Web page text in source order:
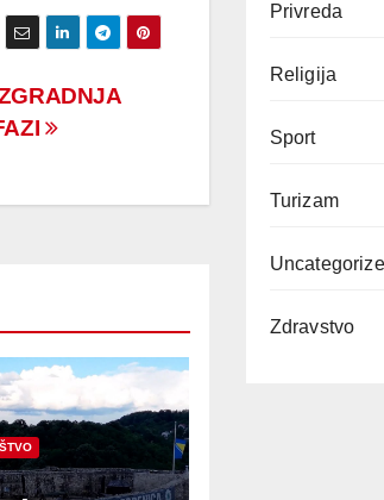
Privreda
Religija
Sport
Turizam
Zdravstvo